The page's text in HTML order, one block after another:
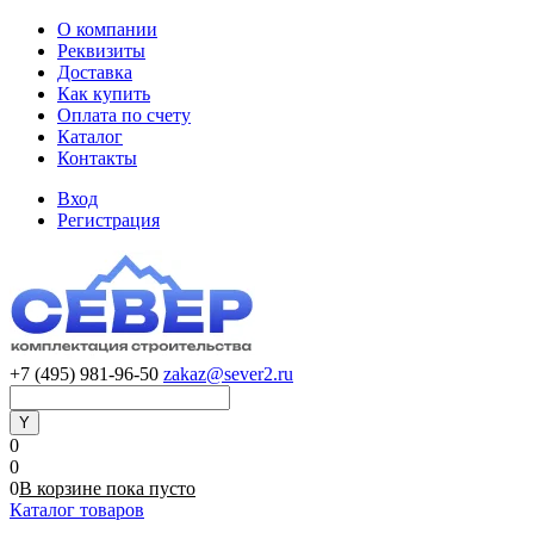
О компании
Реквизиты
Доставка
Как купить
Оплата по счету
Каталог
Контакты
Вход
Регистрация
+7 (495) 981-96-50 zakaz@sever2.ru
0
0
0В корзине пока пусто
Каталог товаров